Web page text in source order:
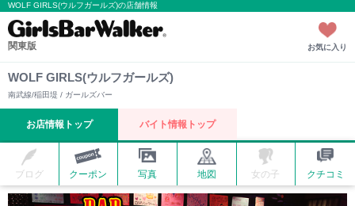
WOLF GIRLS(ウルフガールズ)の店舗情報
関東版 お気に入り
WOLF GIRLS(ウルフガールズ)
南武線/稲田堤 / ガールズバー
お店情報トップ バイト情報トップ
ブログ クーポン 写真 地図 女の子 クチコミ